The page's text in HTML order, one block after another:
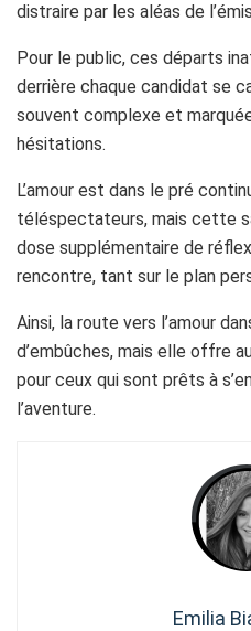
distraire par les aléas de
Pour le public, ces départs
derrière chaque candidat se
souvent complexe et
hésitations.
L’amour est dans le pré
téléspectateurs, mais cette
dose supplémentaire de
rencontre, tant sur le plan
Ainsi, la route vers l’amour
d’embûches, mais elle offre
pour ceux qui sont prêts à
l’aventure.
Emilia